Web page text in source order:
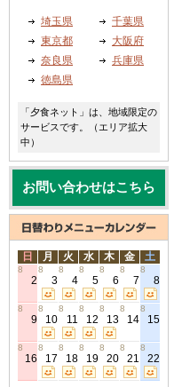
埼玉県
千葉県
東京都
大阪府
奈良県
兵庫県
徳島県
「夕食ネット」は、地域限定の
サービスです。（エリア拡大
中）
お問い合わせはこちら
日 月 火 水 木 金 土
8
2
8
3
8
4
8
5
8
6
8
7
8
8
8
9
8
10
8
11
8
12
8
13
8
14
8
15
8
16
8
17
8
18
8
19
8
20
8
21
8
22